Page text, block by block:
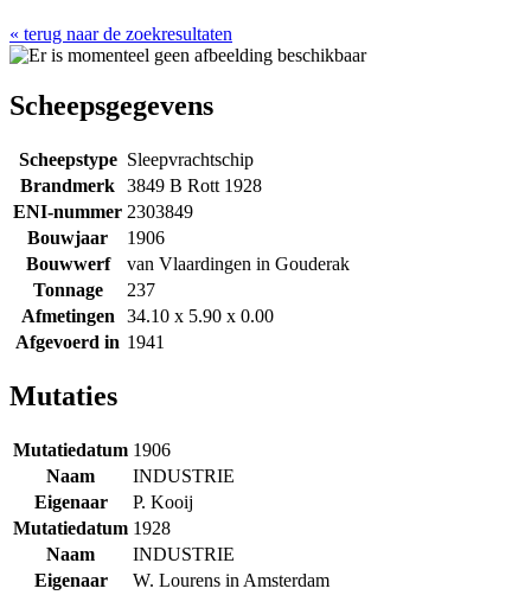
« terug naar de zoekresultaten
Scheepsgegevens
Scheepstype Sleepvrachtschip
Brandmerk 3849 B Rott 1928
ENI-nummer 2303849
Bouwjaar
1906
Bouwwerf
van Vlaardingen in Gouderak
Tonnage
237
Afmetingen
34.10 x 5.90 x 0.00
Afgevoerd in 1941
Mutaties
Mutatiedatum 1906
Naam
INDUSTRIE
Eigenaar
P. Kooij
Mutatiedatum 1928
Naam
INDUSTRIE
Eigenaar
W. Lourens in Amsterdam